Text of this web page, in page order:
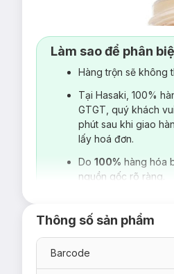
Làm sao để phân
Hàng trộn sẽ không
Tại Hasaki, 100%
GTGT, quý khách
phút sau khi giao
lấy hoá đơn.
Do 100% hàng hóa
nguồn gốc rõ ràng.
Thông số sản phẩm
Barcode